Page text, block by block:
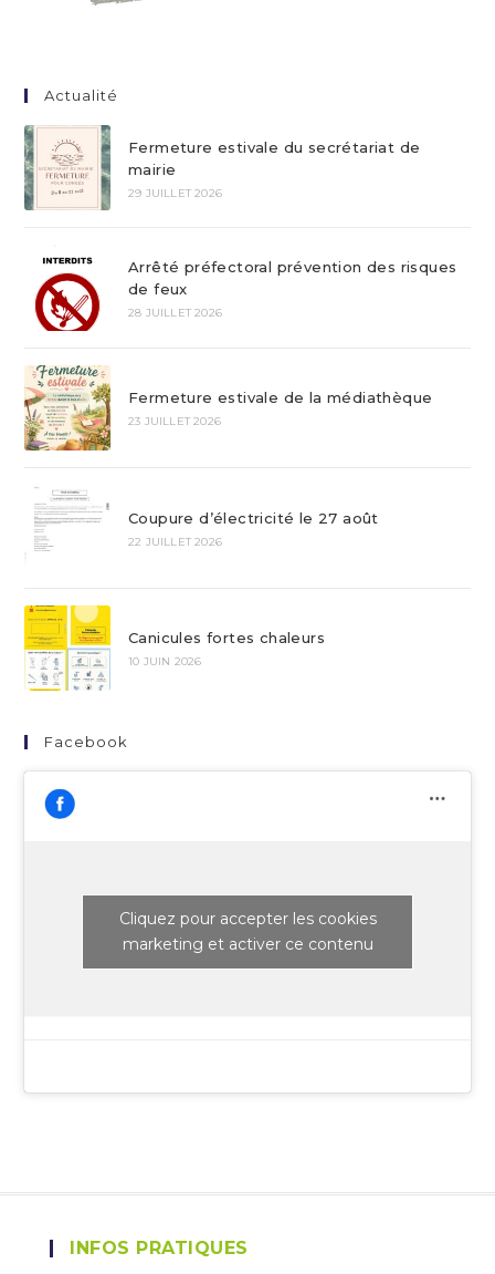
Actualité
Fermeture estivale du secrétariat de
mairie
29 JUILLET 2026
Arrêté préfectoral prévention des risques
de feux
28 JUILLET 2026
Fermeture estivale de la médiathèque
23 JUILLET 2026
Coupure d’électricité le 27 août
22 JUILLET 2026
Canicules fortes chaleurs
10 JUIN 2026
Facebook
Cliquez pour accepter les cookies
marketing et activer ce contenu
INFOS PRATIQUES